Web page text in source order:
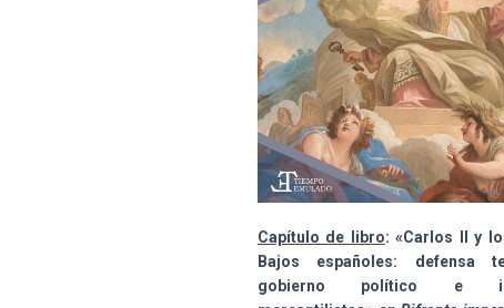
Capítulo de libro: «Carlos II y
Bajos españoles: defensa
gobierno político e